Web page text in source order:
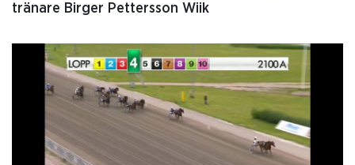
tränare Birger Pettersson Wiik